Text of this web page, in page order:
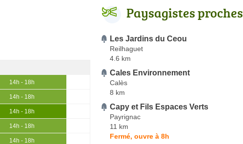
14h - 18h
14h - 18h
14h - 18h
14h - 18h
14h - 18h
Paysagistes proches
Les Jardins du Ceou
Reilhaguet
4.6 km
Cales Environnement
Calès
8 km
Capy et Fils Espaces Verts
Payrignac
11 km
Fermé, ouvre à 8h